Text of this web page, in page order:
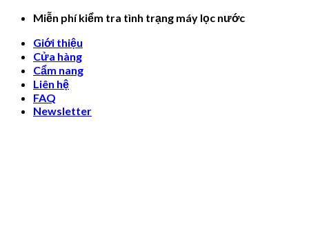
Skip
content
Miễn phí kiểm tra tình trạng máy lọc nước
Giới thiệu
Cửa hàng
Cẩm nang
Liên hệ
FAQ
Newsletter